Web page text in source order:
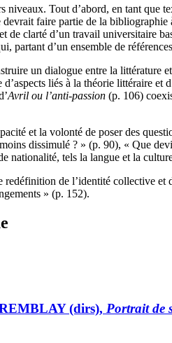
niveaux. Tout d’abord, en tant que
faire partie de la bibliographie
de clarté d’un travail universitaire
partant d’un ensemble de
un dialogue entre la littérature
liés à la théorie littéraire
Avril ou l’anti-passion (p. 106)
et la volonté de poser des
dissimulé ? » (p. 90), « Que
nationalité, tels la langue et la
redéfinition de l’identité collective
» (p. 152).
(dirs), Portrait de